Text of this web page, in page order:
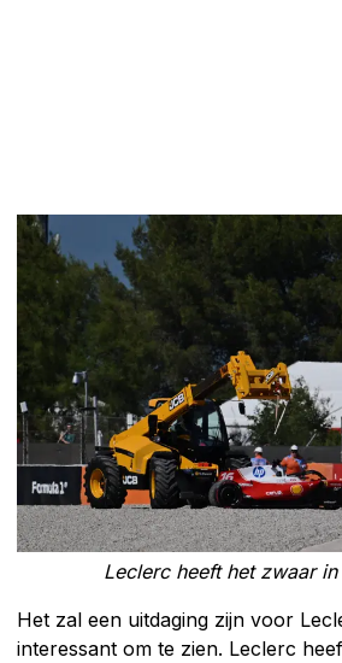
Leclerc heeft het zwaar in
Het zal een uitdaging zijn voor
interessant om te zien. Leclerc